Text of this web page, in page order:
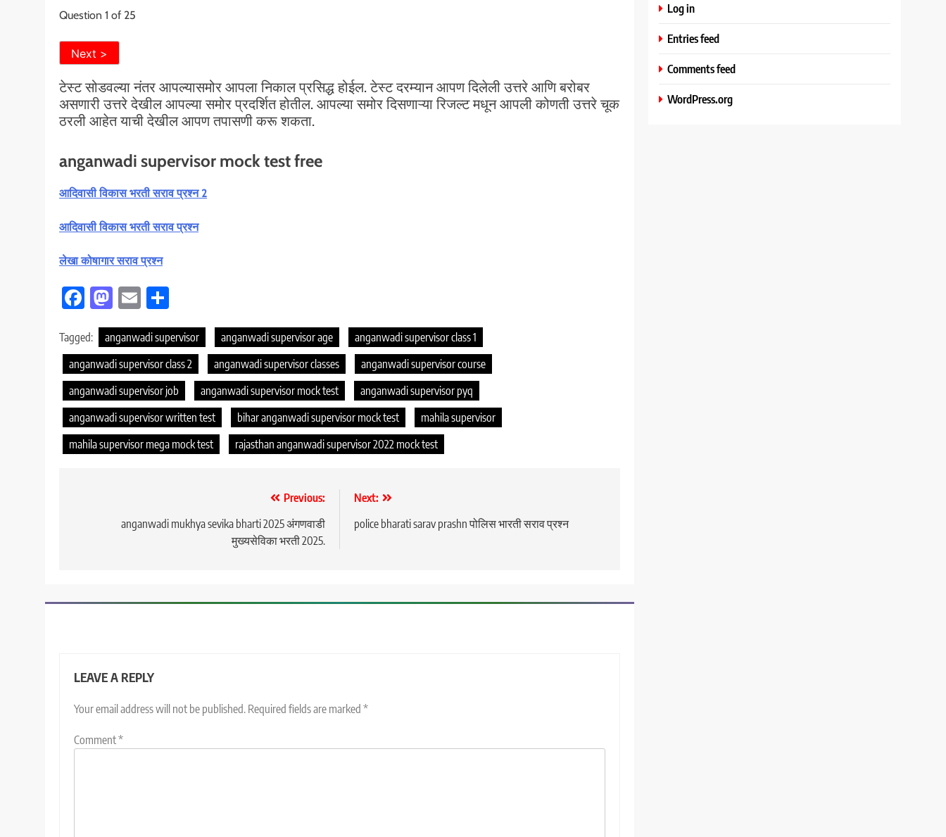
Question 1 of 25
टेस्ट सोडवल्या नंतर आपल्यासमोर आपला निकाल प्रसिद्ध होईल. टेस्ट दरम्यान आपण दिलेली उत्तरे आणि बरोबर
असणारी उत्तरे देखील आपल्या समोर प्रदर्शित होतील. आपल्या समोर दिसणाऱ्या रिजल्ट मधून आपली कोणती उत्तरे चूक
ठरली आहेत याची देखील आपण तपासणी करू शकता.
anganwadi supervisor mock test free
आदिवासी विकास भरती सराव प्रश्न 2
आदिवासी विकास भरती सराव प्रश्न
लेखा कोषागार सराव प्रश्न
Facebook
Mastodon
Email
Tagged: anganwadi supervisor anganwadi supervisor age
anganwadi supervisor class 1
anganwadi supervisor class 2
anganwadi supervisor classes
anganwadi supervisor course
anganwadi supervisor job
anganwadi supervisor mock test
anganwadi supervisor pyq
anganwadi supervisor written test
bihar anganwadi supervisor mock test
mahila supervisor
mahila supervisor mega mock test
rajasthan anganwadi supervisor 2022 mock test
navigation
Previous:
anganwadi mukhya sevika bharti 2025 अंगणवाडी
मुख्यसेविका भरती 2025.
Next:
police bharati sarav prashn पोलिस भारती सराव प्रश्न
LEAVE A REPLY
Your email address will not be published. Required fields are marked *
Comment*
Log in
Entries feed
Comments feed
WordPress.org